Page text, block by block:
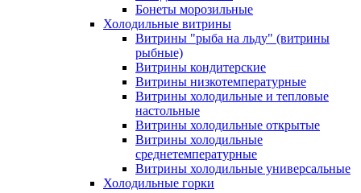
Бонеты морозильные
Холодильные витрины
Витрины "рыба на льду" (витрины
рыбные)
Витрины кондитерские
Витрины низкотемпературные
Витрины холодильные и тепловые
настольные
Витрины холодильные открытые
Витрины холодильные
среднетемпературные
Витрины холодильные универсальные
Холодильные горки